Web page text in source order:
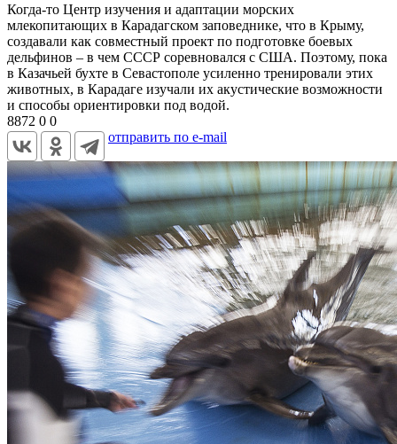
Когда-то Центр изучения и адаптации морских
млекопитающих в Карадагском заповеднике, что в Крыму,
создавали как совместный проект по подготовке боевых
дельфинов – в чем СССР соревновался с США. Поэтому, пока
в Казачьей бухте в Севастополе усиленно тренировали этих
животных, в Карадаге изучали их акустические возможности
и способы ориентировки под водой.
8872 0 0
отправить по e-mail